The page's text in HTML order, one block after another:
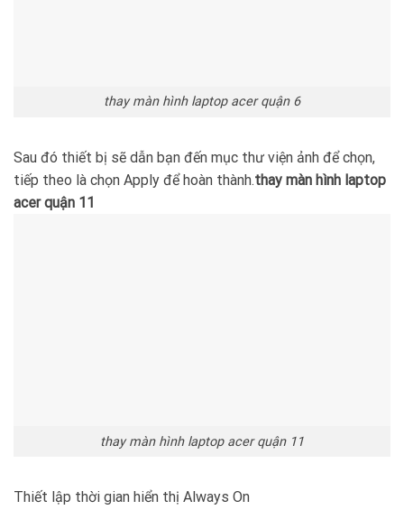
thay màn hình laptop acer quận 6
Sau đó thiết bị sẽ dẫn bạn đến mục thư viện ảnh để chọn,
tiếp theo là chọn Apply để hoàn thành.thay màn hình laptop
acer quận 11
thay màn hình laptop acer quận 11
Thiết lập thời gian hiển thị Always On